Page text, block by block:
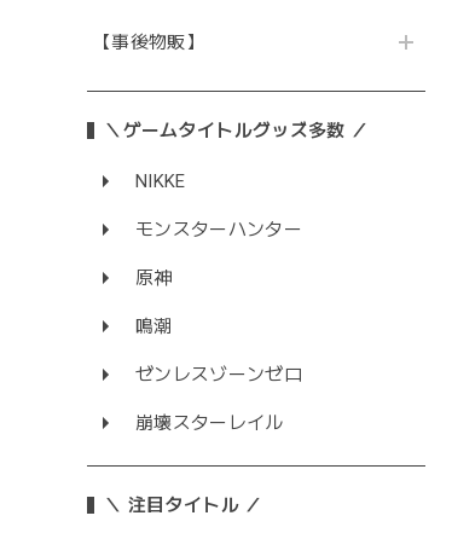
【事後物販】
＼ゲームタイトルグッズ多数 ／
NIKKE
モンスターハンター
原神
鳴潮
ゼンレスゾーンゼロ
崩壊スターレイル
＼ 注目タイトル ／